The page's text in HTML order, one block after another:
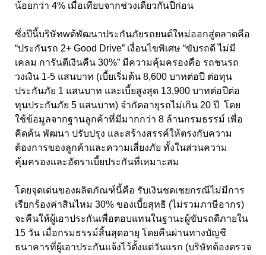
น้อยกว่า 4% เมื่อเทียบจากช่วงเดียวกันปีก่อน
ซึ่งปีนี้บริษัทwด้พัฒนาประกันภัยรถยนต์ใหม่ออกสู่ตลาดคือ
“ประกันรถ 2+ Good Drive” เงื่อนไขพิเศษ “ขับรถดี ไม่มี
เคลม การันตีเงินคืน 30%” มีความคุ้มครองคือ รถชนรถ
วงเงิน 1-5 แสนบาท (เบี้ยเริ่มต้น 8,600 บาทต่อปี ต่อทุน
ประกันภัย 1 แสนบาท และเบี้ยสูงสุด 13,900 บาทต่อปีต่อ
ทุนประกันภัย 5 แสนบาท) จำกัดอายุรถไม่เกิน 20 ปี โดย
ใช้ข้อมูลจากฐานลูกค้าที่มีมากกว่า 8 ล้านกรมธรรม์ เพื่อ
คิดค้น พัฒนา ปรับปรุง และสร้างสรรค์ให้ตรงกับความ
ต้องการของลูกค้าและความเสี่ยงภัย ทั้งในส่วนความ
คุ้มครองและอัตราเบี้ยประกันที่เหมาะสม
โดยจุดเด่นของผลิตภัณฑ์นี้คือ รับเงินชดเชยกรณีไม่มีการ
เรียกร้องค่าสินไหม 30% ของเบี้ยสุทธิ (ไม่รวมภาษีอากร)
จะคืนให้ผู้เอาประกันเพื่อตอบแทนในฐานะผู้ขับรถดีภายใน
15 วัน เมื่อกรมธรรม์สิ้นสุดอายุ โดยคืนผ่านทางบัญชี
ธนาคารที่ผู้เอาประกันแจ้งไว้ตั้งแต่วันแรก (บริษัทต้องตรวจ